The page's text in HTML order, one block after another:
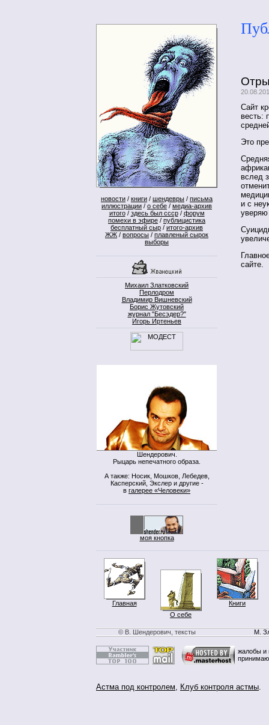
новости / книги / шендевры / письма
иллюстрации / о себе / медиа-архив
итого/ здесь был ссср/ форум
помехи в эфире / публицистика
бесплатный сыр / итого-архив
ЖЖ / вопросы / плавленый сырок
выборы
Михаил Златковский
Перлодром
Владимир Вишневский
Борис Жутовский
журнал "Бесэдер?"
Игорь Иртеньев
Шендерович.
Рыцарь непечатного образа.
А также: Носик, Мошков, Лебедев,
Касперский, Экслер и другие -
в галерее «Человеки»
моя кнопка
Сайт
весть:
Это
вслед
и с
сайте.
Главная
О себе
Книги
© В. Шендерович, тексты М.
жалобы и
Астма под контролем, Клуб контроля астмы.